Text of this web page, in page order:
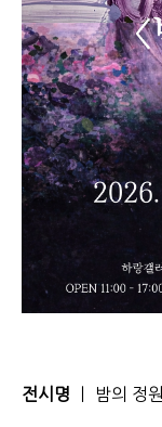
전시명 ㅣ 밤의 정원